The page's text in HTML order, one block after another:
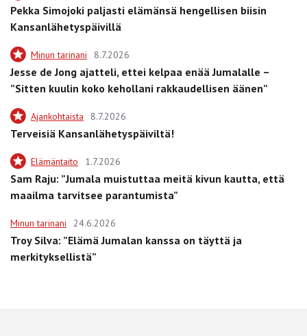
Pekka Simojoki paljasti elämänsä hengellisen biisin
Kansanlähetyspäivillä
Minun tarinani 8.7.2026
Jesse de Jong ajatteli, ettei kelpaa enää Jumalalle –
”Sitten kuulin koko kehollani rakkaudellisen äänen”
Ajankohtaista 8.7.2026
Terveisiä Kansanlähetyspäiviltä!
Elämäntaito 1.7.2026
Sam Raju: ”Jumala muistuttaa meitä kivun kautta, että
maailma tarvitsee parantumista”
Minun tarinani 24.6.2026
Troy Silva: ”Elämä Jumalan kanssa on täyttä ja
merkityksellistä”